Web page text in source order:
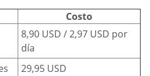
Costo
8,90 USD / 2,97 USD por
día
29,95 USD